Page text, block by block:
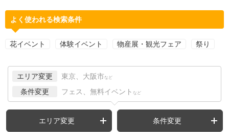
よく使われる検索条件
花イベント 体験イベント 物産展・観光フェア 祭り
エリア変更 東京、大阪市 など
条件変更 フェス、無料イベント など
エリア変更 条件変更